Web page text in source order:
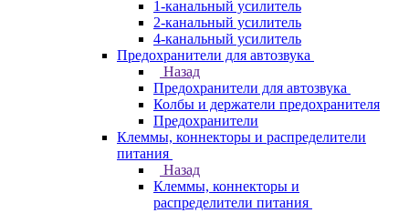
1-канальный усилитель
2-канальный усилитель
4-канальный усилитель
Предохранители для автозвука
Назад
Предохранители для автозвука
Колбы и держатели предохранителя
Предохранители
Клеммы, коннекторы и распределители
питания
Назад
Клеммы, коннекторы и
распределители питания